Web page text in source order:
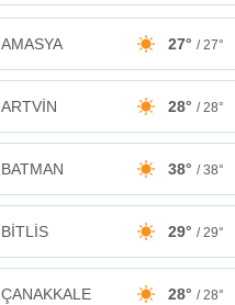
AMASYA 27° / 27°
ARTVİN 28° / 28°
BATMAN 38° / 38°
BİTLİS 29° / 29°
ÇANAKKALE 28° / 28°